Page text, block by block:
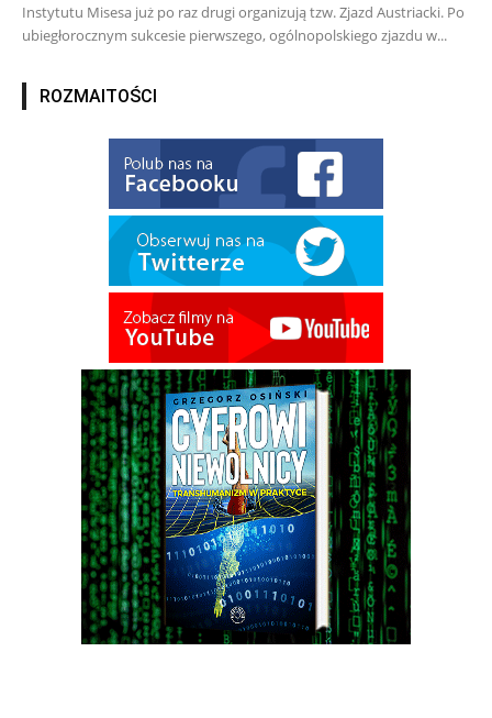
Instytutu Misesa już po raz drugi organizują tzw. Zjazd Austriacki. Po
ubiegłorocznym sukcesie pierwszego, ogólnopolskiego zjazdu w...
ROZMAITOŚCI